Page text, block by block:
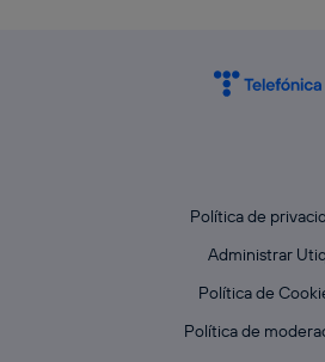
Política de
Administrar Utiq
Política de
Política de